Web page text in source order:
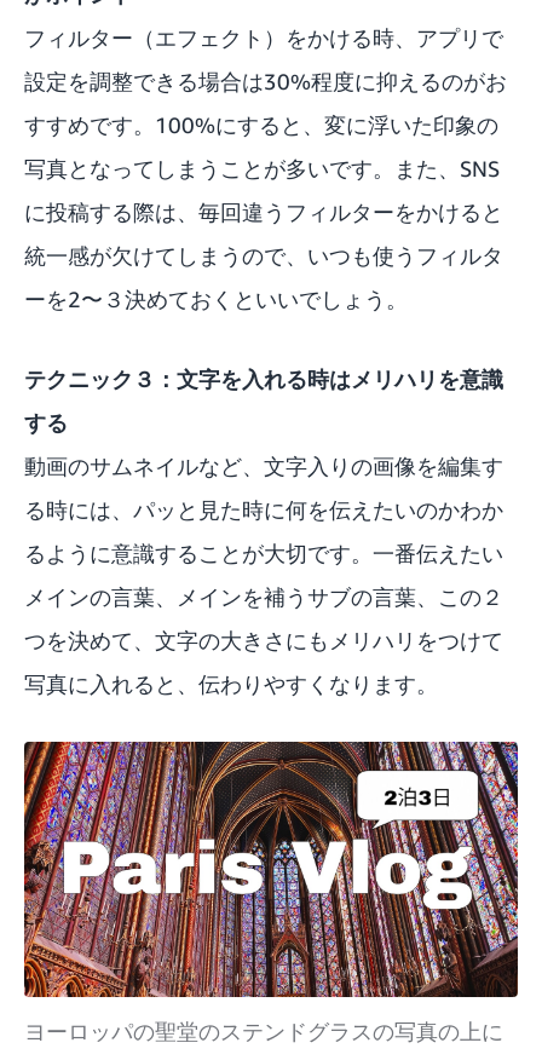
フィルター（エフェクト）をかける時、アプリで
設定を調整できる場合は30%程度に抑えるのがお
すすめです。100%にすると、変に浮いた印象の
写真となってしまうことが多いです。また、SNS
に投稿する際は、毎回違うフィルターをかけると
統一感が欠けてしまうので、いつも使うフィルタ
ーを2〜３決めておくといいでしょう。
テクニック３：文字を入れる時はメリハリを意識
する
動画のサムネイルなど、文字入りの画像を編集す
る時には、パッと見た時に何を伝えたいのかわか
るように意識することが大切です。一番伝えたい
メインの言葉、メインを補うサブの言葉、この２
つを決めて、文字の大きさにもメリハリをつけて
写真に入れると、伝わりやすくなります。
ヨーロッパの聖堂のステンドグラスの写真の上に